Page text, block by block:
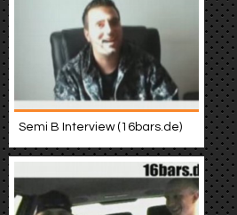
Semi B Interview (16bars.de)